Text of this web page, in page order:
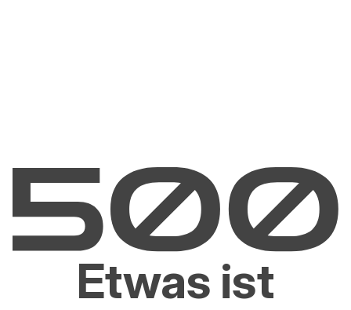
Etwas ist